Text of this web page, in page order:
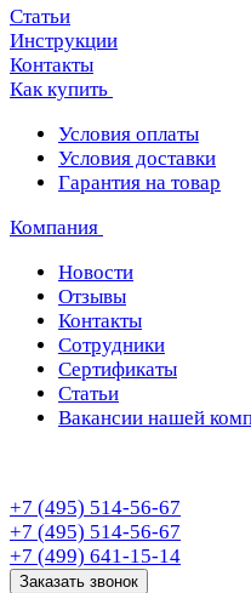
Статьи
Инструкции
Контакты
Как купить
Условия оплаты
Условия доставки
Гарантия на товар
Компания
Новости
Отзывы
Контакты
Сотрудники
Сертификаты
Статьи
Вакансии нашей
+7 (495) 514-56-67
+7 (495) 514-56-67
+7 (499) 641-15-14
Заказать звонок